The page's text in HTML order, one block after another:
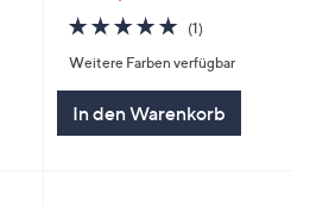
5.0
von
5
(1)
Weitere Farben verfügbar
In den Warenkorb